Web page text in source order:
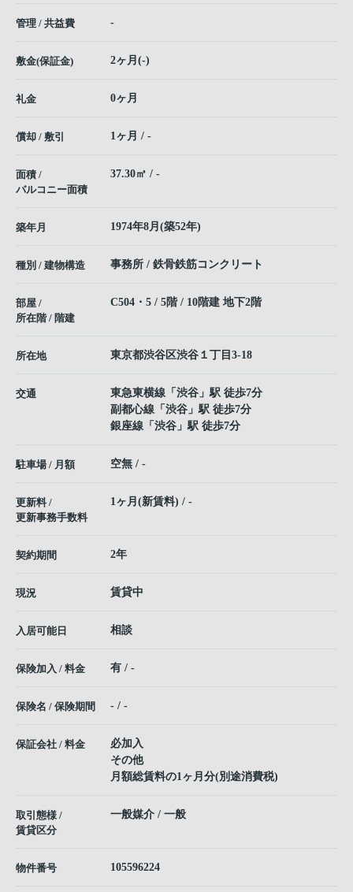
管理 / 共益費 -
敷金(保証金) 2ヶ月(-)
礼金 0ヶ月
償却 / 敷引 1ヶ月 / -
面積 /
バルコニー面積
37.30㎡ / -
築年月 1974年8月(築52年)
種別 / 建物構造 事務所 / 鉄骨鉄筋コンクリート
部屋 /
所在階 / 階建
C504・5 / 5階 / 10階建 地下2階
所在地 東京都渋谷区渋谷 １丁目3-18
交通 東急東横線 「 渋谷 」駅 徒歩7分
副都心線 「 渋谷 」駅 徒歩7分
銀座線 「 渋谷 」駅 徒歩7分
駐車場 / 月額 空無 / -
更新料 /
更新事務手数料
1ヶ月(新賃料) / -
契約期間 2年
現況 賃貸中
入居可能日 相談
保険加入 / 料金 有 / -
保険名 / 保険期間 - / -
保証会社 / 料金
必加入
その他
月額総賃料の1ヶ月分(別途消費税)
取引態様 /
賃貸区分
一般媒介 / 一般
物件番号 105596224